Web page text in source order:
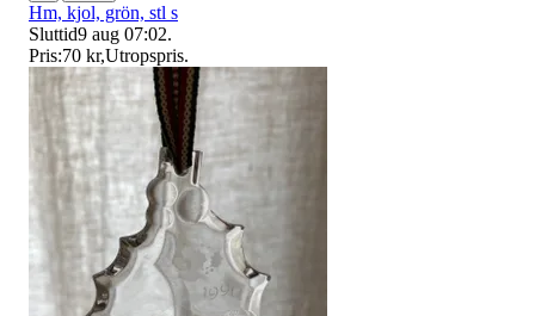
Hm, kjol, grön, stl s
Sluttid9 aug 07:02.
Pris:70 kr,Utropspris.